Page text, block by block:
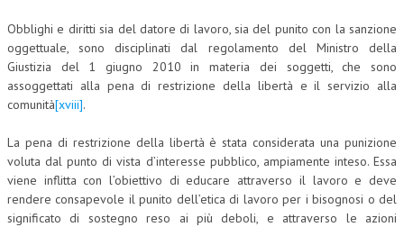
Obblighi e diritti sia del datore di lavoro, sia del punito con la sanzione
oggettuale, sono disciplinati dal regolamento del Ministro della
Giustizia del 1 giugno 2010 in materia dei soggetti, che sono
assoggettati alla pena di restrizione della libertà e il servizio alla
comunità[xviii].
La pena di restrizione della libertà è stata considerata una punizione
voluta dal punto di vista d’interesse pubblico, ampiamente inteso. Essa
viene inflitta con l’obiettivo di educare attraverso il lavoro e deve
rendere consapevole il punito dell’etica di lavoro per i bisognosi o del
significato di sostegno reso ai più deboli, e attraverso le azioni